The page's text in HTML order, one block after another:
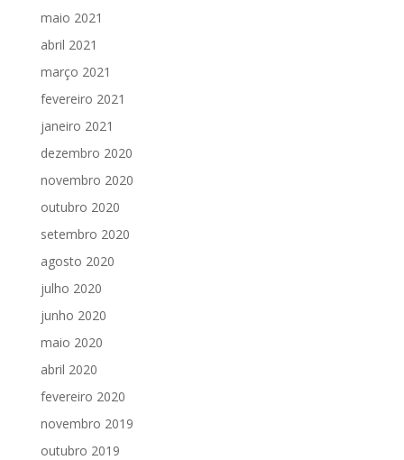
maio 2021
abril 2021
março 2021
fevereiro 2021
janeiro 2021
dezembro 2020
novembro 2020
outubro 2020
setembro 2020
agosto 2020
julho 2020
junho 2020
maio 2020
abril 2020
fevereiro 2020
novembro 2019
outubro 2019